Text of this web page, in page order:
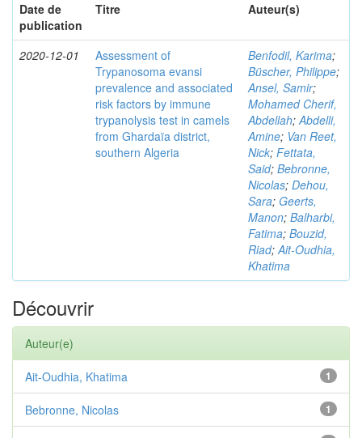
Date de
publication
Titre Auteur(s)
2020-12-01
Assessment of
Trypanosoma evansi
prevalence and associated
risk factors by immune
trypanolysis test in camels
from Ghardaïa district,
southern Algeria
Benfodil, Karima;
Büscher, Philippe;
Ansel, Samir;
Mohamed Cherif,
Abdellah;Abdelli,
Amine; Van Reet,
Nick; Fettata,
Said; Bebronne,
Nicolas; Dehou,
Sara; Geerts,
Manon; Balharbi,
Fatima; Bouzid,
Riad;Ait-Oudhia,
Khatima
Découvrir
Auteur(e)
1
Ait-Oudhia, Khatima
1
Bebronne, Nicolas